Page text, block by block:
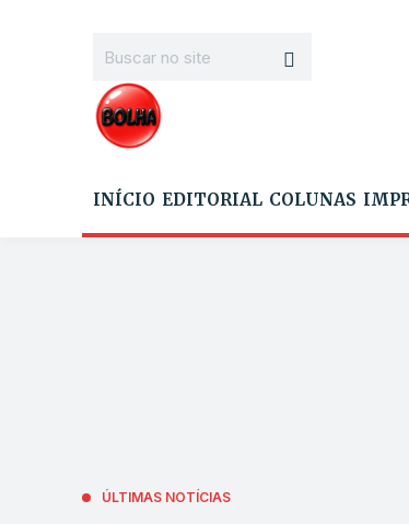
INÍCIO EDITORIAL COLUNAS
ÚLTIMAS NOTÍCIAS